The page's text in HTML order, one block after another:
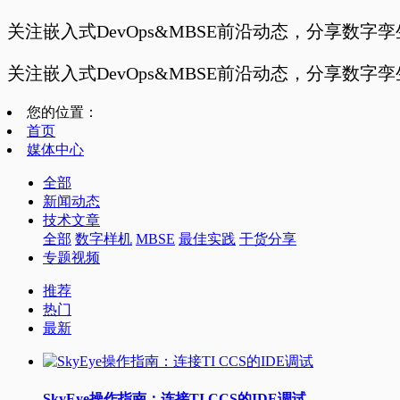
关注嵌入式DevOps&MBSE前沿动态，分享数字
关注嵌入式DevOps&MBSE前沿动态，分享数字
您的位置：
首页
媒体中心
全部
新闻动态
技术文章
全部 数字样机 MBSE 最佳实践 干货分享
专题视频
推荐
热门
最新